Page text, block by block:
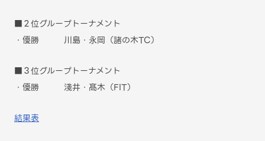
■２位グループトーナメント
・優勝 川島・永岡（諸の木TC）
■３位グループトーナメント
・優勝 淺井・髙木（FIT）
結果表